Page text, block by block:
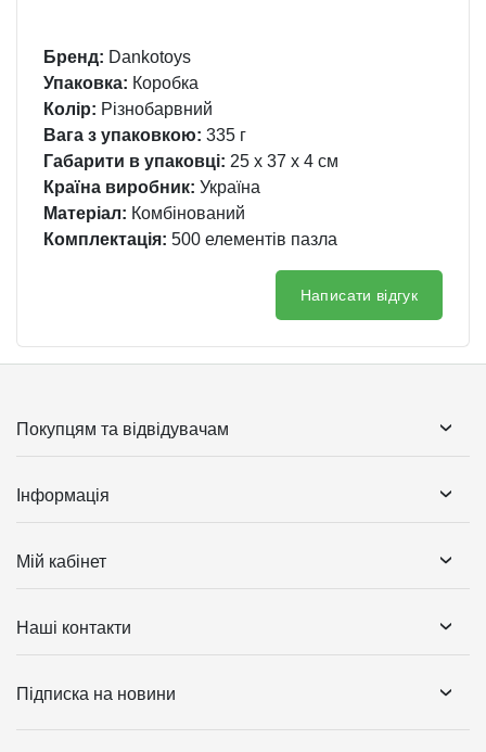
Бренд: Dankotoys
Упаковка: Коробка
Колір: Різнобарвний
Вага з упаковкою: 335 г
Габарити в упаковці: 25 x 37 x 4 см
Країна виробник: Україна
Матеріал: Комбінований
Комплектація: 500 елементів пазла
Написати відгук
Покупцям та відвідувачам
Інформація
Мій кабінет
Наші контакти
Підписка на новини